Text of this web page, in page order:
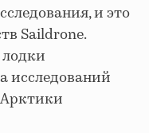
и это
Saildrone.
исследований